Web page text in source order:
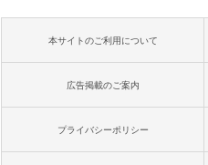
本サイトのご利用について
広告掲載のご案内
プライバシーポリシー